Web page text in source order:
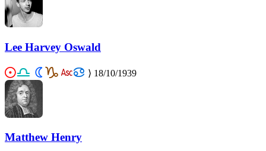
Lee Harvey Oswald
⟩ 18/10/1939
Matthew Henry